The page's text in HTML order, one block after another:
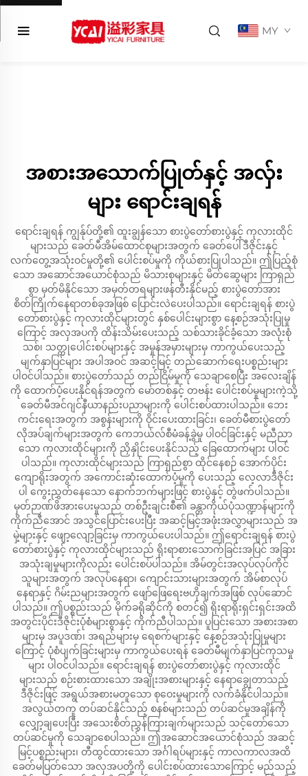
MY
အစားအသောက်ပြုတ်နှင့် အလှ်း
များ ရောင်းချရန်
ရောင်းချရန် ကျွန်ုပ်တို့၏ ထူးချွန်သော စားပွဲတော်စားပွဲနှင့် ကုလားထိုင်
များသည် ခေတ်မီအိမ်ထောင်စုများအတွက် ခေတ်ပေါ်ဒီဇိုင်းနှင့်
လက်တွေ့အသုံးဝင်မှုတို့၏ ပေါင်းစပ်မှုကို ကိုယ်စားပြုပါသည်။ ဤပြည့်စုံ
သော အဆောင်အယောင်စုံသည် မိသားစုများနှင့် မိတ်ဆွေများ ကြာရှည်
စွာ မှတ်မိနိုင်သော အမှတ်တရများဖန်တီးနိုင်မည့် စားပွဲတော်အား
စိတ်ကြိုက်နေရာတစ်ခုအဖြစ် ပြောင်းလဲပေးပါသည်။ ရောင်းချရန် စားပွဲ
တော်စားပွဲနှင့် ကုလားထိုင်များတွင် နှစ်ပေါင်းများစွာ နေ့စဉ်အသုံးပြုမှု
ကြောင့် အလှအပကို ထိန်းသိမ်းပေးသည့် သစ်သားခိုင်ခံ့သော အလုံးစုံ
သစ်၊ သတ္တုပေါင်းစပ်များနှင့် အမှုန်အမှားများမှ ကာကွယ်ပေးသည့်
မျက်နှာပြင်များ အပါအဝင် အဆင့်မြင့် တည်ဆောက်ရေးပစ္စည်းများ
ပါဝင်ပါသည်။ စားပွဲတော်သည် တည်ငြိမ်မှုကို သေချာစေပြီး အလေးချိန်
ကို ထောက်ပံ့ပေးနိုင်ရန်အတွက် မော်တစ်နှင့် တဗန်း ပေါင်းစပ်မှုများကဲ့သို့
ခေတ်မီအင်ဂျင်နီယာနည်းပညာများကို ပေါင်းစပ်ထားပါသည်။ ဘေး
ကင်းရေးအတွက် အစွန်းများကို ဝိုင်းပေးထားခြင်း၊ ခေတ်မီစားပွဲတော်
လိုအပ်ချက်များအတွက် ကေဘယ်လ်စီမံခန့်ခွဲမှု ပါဝင်ခြင်းနှင့် မညီညာ
သော ကုလားထိုင်များကို ညှိနှိုင်းပေးနိုင်သည့် ခြေထောက်များ ပါဝင်
ပါသည်။ ကုလားထိုင်များသည် ကြာရှည်စွာ ထိုင်နေစဉ် အောက်ပိုင်း
ကျောရိုးအတွက် အကောင်းဆုံးထောက်ပံ့မှုကို ပေးသည့် လေ့လာဒီဇိုင်း
ပါ ကွေးညွှတ်နေသော နောက်ဘက်များဖြင့် စားပွဲနှင့် တွဲဖက်ပါသည်။
မှတ်ဉာဏ်ဖိအားပေးမှုသည် တစ်ဦးချင်းစီ၏ ခန္တာကိုယ်ပုံသဏ္ဍာန်များကို
ကိုက်ညီအောင် အသွင်ပြောင်းပေးပြီး အဆင့်မြင့်အဖုံးအလွှာများသည် အ
မှဲ့များနှင့် ဖျော့လျော့ခြင်းမှ ကာကွယ်ပေးပါသည်။ ဤရောင်းချရန် စားပွဲ
တော်စားပွဲနှင့် ကုလားထိုင်များသည် ရိုးရာစားသောက်ခြင်းအပြင် အခြား
အသုံးချမှုများကိုလည်း ပေါင်းစပ်ပါသည်။ အိမ်တွင်းအလုပ်လုပ်ကိုင်
သူများအတွက် အလုပ်နေရာ၊ ကျောင်းသားများအတွက် အိမ်စာလုပ်
နေရာနှင့် ဂိမ်းညများအတွက် ဖျော်ဖြေရေးဗဟိုချက်အဖြစ် လုပ်ဆောင်
ပါသည်။ ဤပစ္စည်းသည် မိုက်ခရိုဆိုင်ကို စတင်၍ ရိုးရာရိုးရှင်းရှင်းအထိ
အတွင်းပိုင်းဒီဇိုင်းပုံစံများစွာနှင့် ကိုက်ညီပါသည်။ ပူပြင်းသော အစားအစာ
များမှ အပူဒဏ်၊ အရည်များမှ ရေစက်များနှင့် နေ့စဉ်အသုံးပြုမှုများ
ကြောင့် ပုံစံပျက်ခြင်းများမှ ကာကွယ်ပေးရန် ခေတ်မီမျက်နှာပြင်ကုသမှု
များ ပါဝင်ပါသည်။ ရောင်းချရန် စားပွဲတော်စားပွဲနှင့် ကုလားထိုင်
များသည် စဉ်းစားထားသော အချိုးအစားများနှင့် နေရာချွေတာသည့်
ဒီဇိုင်းဖြင့် အရွယ်အစားမတူသော စုဝေးမှုများကို လက်ခံနိုင်ပါသည်။
အလွယ်တကူ တပ်ဆင်နိုင်သည့် စနစ်များသည် တပ်ဆင်မှုအချိန်ကို
လျှော့ချပေးပြီး အသေးစိတ်ညွှန်ကြားချက်များသည် သင့်တော်သော
တပ်ဆင်မှုကို သေချာစေပါသည်။ ဤအဆောင်အယောင်စုံသည် အဆင့်
မြင့်ပစ္စည်းများ၊ တီထွင်ထားသော အင်္ဂါရပ်များနှင့် ကာလကာလအထိ
ခေတ်မပြတ်သော အလှအပတို့ကို ပေါင်းစပ်ထားသောကြောင့် မည်သည့်